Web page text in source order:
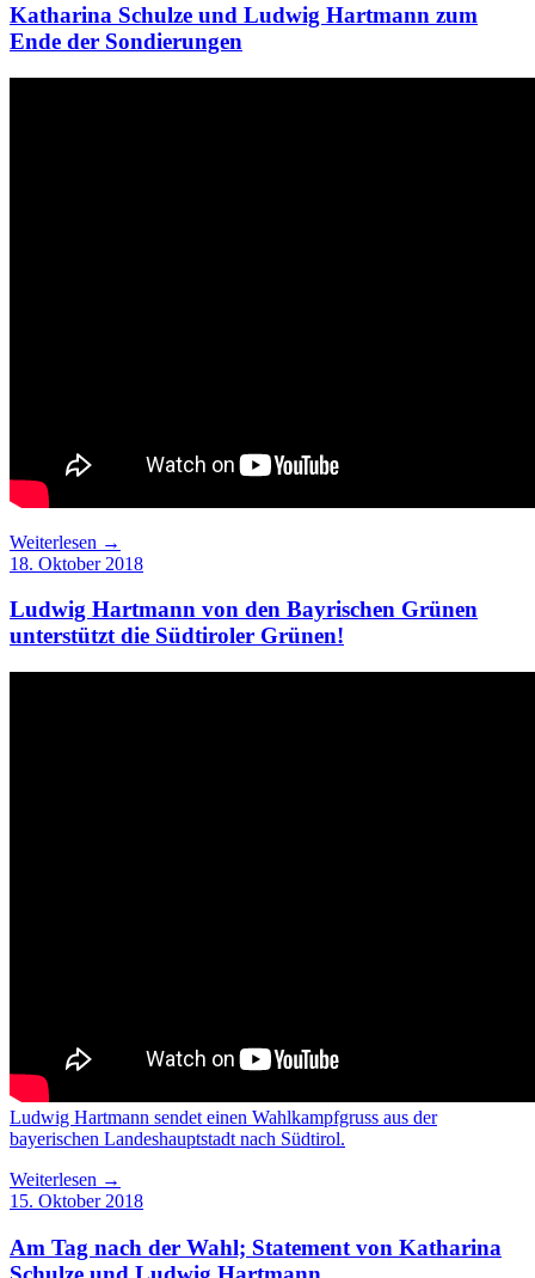
Katharina Schulze und Ludwig Hartmann zum
Ende der Sondierungen
Weiterlesen →
18. Oktober 2018
Ludwig Hartmann von den Bayrischen Grünen
unterstützt die Südtiroler Grünen!
Ludwig Hartmann sendet einen Wahlkampfgruss aus der
bayerischen Landeshauptstadt nach Südtirol.
Weiterlesen →
15. Oktober 2018
Am Tag nach der Wahl; Statement von Katharina